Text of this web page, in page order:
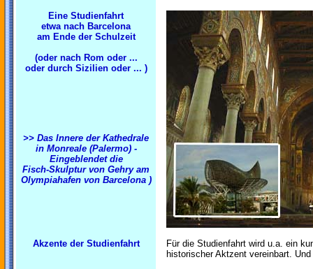
Eine Studienfahrt
etwa nach Barcelona
am Ende der Schulzeit
(oder nach Rom oder ...
oder durch Sizilien oder ... )
>> Das Innere der Kathedrale
in Monreale (Palermo) -
Eingeblendet die
Fisch-Skulptur von Gehry am
Olympiahafen von Barcelona )
Akzente der Studienfahrt
Für die Studienfahrt wird u.a. ein
historischer Aktzent vereinbart.